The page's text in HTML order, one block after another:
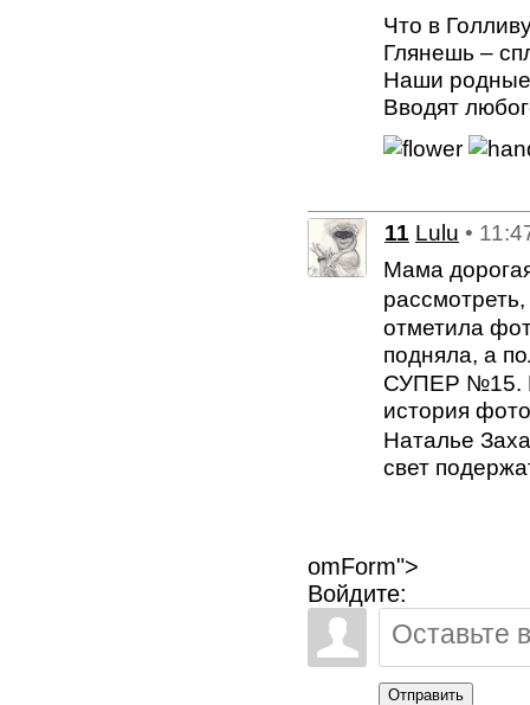
Что в
Глянешь –
Наши родные
Вводят
11 Lulu •
Мама
отметила
подняла, а
СУПЕР №15.
история
Наталье
свет
omForm">
Войдите:
Отправить